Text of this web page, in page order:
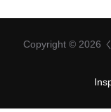
Copyright © 2026